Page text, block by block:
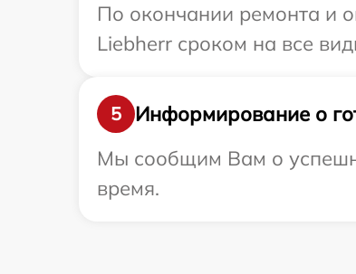
По окончании ремонта и
Liebherr сроком на все
5
Информирование о
Мы сообщим Вам о
время.